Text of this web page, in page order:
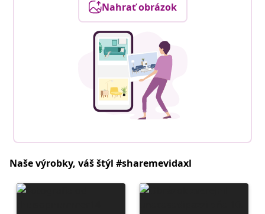
Nahrať obrázok
Naše výrobky, váš štýl #sharemevidaxl